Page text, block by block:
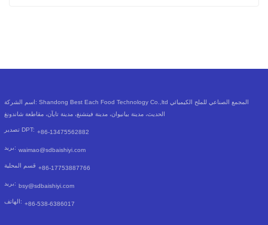
اسم الشركة: Shandong Best Each Food Technology Co.,ltd المجمع الصناعي للملح الكيميائي
الحديث، مدينة بيانيوان، مدينة فيتشنغ، مدينة تايآن، مقاطعة شاندونغ
تصدير DPT: +86-13475562882
بريد: waimao@sdbaishiyi.com
قسم المحلية +86-17753887766
بريد: bsy@sdbaishiyi.com
الهاتف: +86-538-6386017